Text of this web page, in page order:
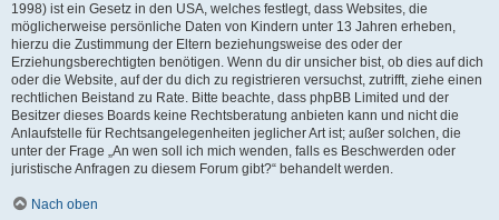
1998) ist ein Gesetz in den USA, welches festlegt, dass Websites, die
möglicherweise persönliche Daten von Kindern unter 13 Jahren erheben,
hierzu die Zustimmung der Eltern beziehungsweise des oder der
Erziehungsberechtigten benötigen. Wenn du dir unsicher bist, ob dies auf dich
oder die Website, auf der du dich zu registrieren versuchst, zutrifft, ziehe einen
rechtlichen Beistand zu Rate. Bitte beachte, dass phpBB Limited und der
Besitzer dieses Boards keine Rechtsberatung anbieten kann und nicht die
Anlaufstelle für Rechtsangelegenheiten jeglicher Art ist; außer solchen, die
unter der Frage „An wen soll ich mich wenden, falls es Beschwerden oder
juristische Anfragen zu diesem Forum gibt?“ behandelt werden.
Nach oben